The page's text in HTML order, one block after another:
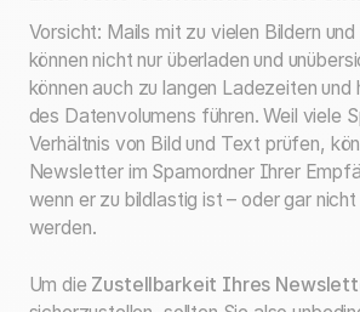
Vorsicht: Mails mit zu vielen Bildern
können nicht nur überladen und
können auch zu langen Ladezeiten und
des Datenvolumens führen. Weil viele
Verhältnis von Bild und Text prüfen,
Newsletter im Spamordner Ihrer
wenn er zu bildlastig ist – oder gar
werden.
Um die Zustellbarkeit Ihres